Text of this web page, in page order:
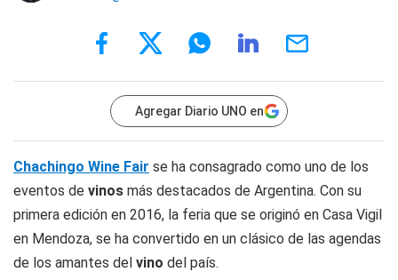
Agregar Diario UNO en
Chachingo Wine Fair se ha consagrado como uno de los
eventos de vinos más destacados de Argentina. Con su
primera edición en 2016, la feria que se originó en Casa Vigil
en Mendoza, se ha convertido en un clásico de las agendas
de los amantes del vino del país.